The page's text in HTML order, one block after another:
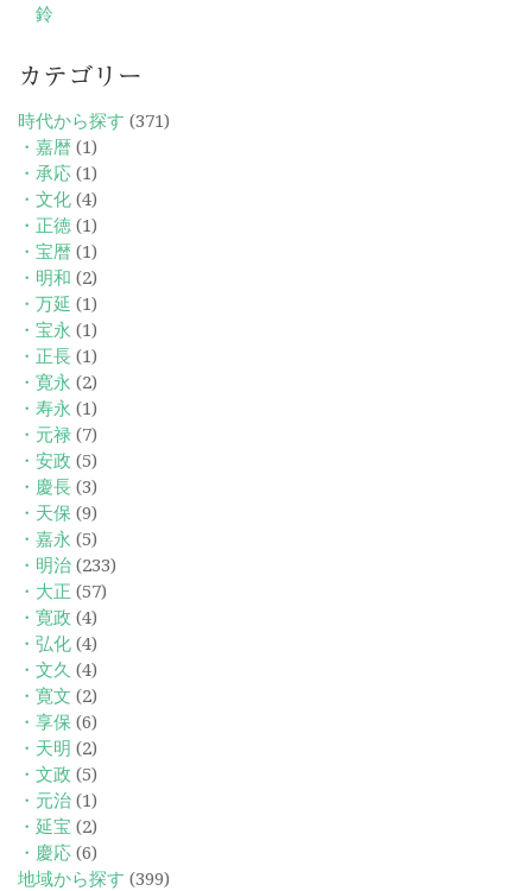
鈴
カテゴリー
時代から探す (371)
・嘉暦 (1)
・承応 (1)
・文化 (4)
・正徳 (1)
・宝暦 (1)
・明和 (2)
・万延 (1)
・宝永 (1)
・正長 (1)
・寛永 (2)
・寿永 (1)
・元禄 (7)
・安政 (5)
・慶長 (3)
・天保 (9)
・嘉永 (5)
・明治 (233)
・大正 (57)
・寛政 (4)
・弘化 (4)
・文久 (4)
・寛文 (2)
・享保 (6)
・天明 (2)
・文政 (5)
・元治 (1)
・延宝 (2)
・慶応 (6)
地域から探す (399)